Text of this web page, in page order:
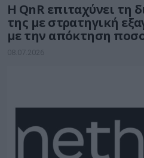
H QnR επιταχύνει τη
της με στρατηγική
με την απόκτηση
IT
08.07.2026